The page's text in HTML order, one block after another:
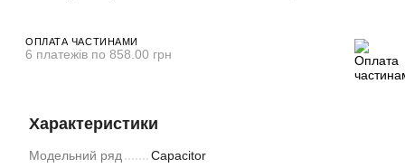
ОПЛАТА ЧАСТИНАМИ
6 платежів по 858.00 грн
Характеристики
Модельний ряд Capacitor